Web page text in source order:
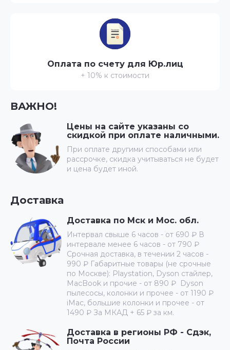
ВАЖНО!
Цены на сайте указаны со
скидкой при оплате наличными.
При оплате другими способами или
рассрочке, скидка учитываться не будет
и цена будет иной.
Оплата по счету для Юр.лиц
+ 10% к стоимости
Доставка
Доставка по Мск и Мос. обл.
Интервал свыше 6 часов - от 690 ₽ В
интервале менее 6 часов - от 790 ₽
Срочная доставка, в течении 2 часов -
990 ₽ Габаритные товары (не срочные
по Москве): Playstation, Dyson стайлер,
MacBook и прочие - от 890 ₽ Dyson
пылесосы, колонки и прочее - от 1190 ₽
iMac, большие колонки и прочее - от
1490 ₽ За МКАД + 65 ₽ за км.
Доставка в регионы РФ - Сдэк,
Почта России